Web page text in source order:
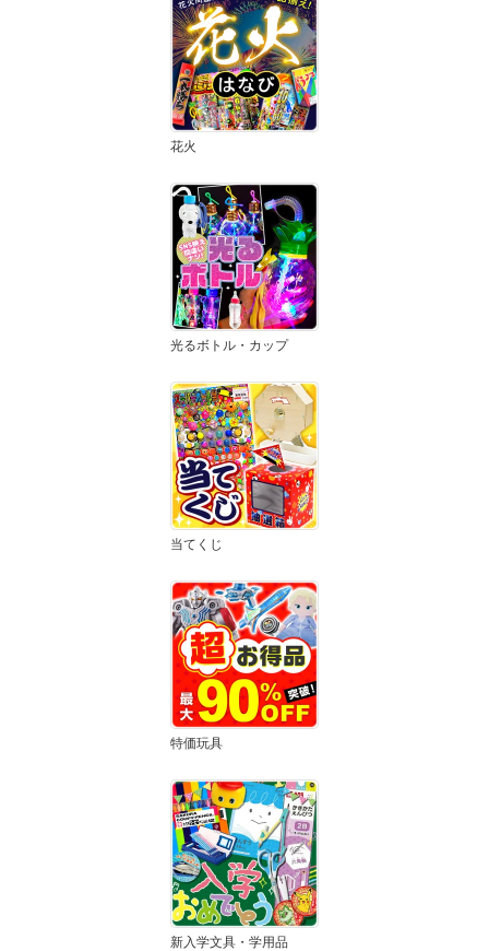
花火
光るボトル・カップ
当てくじ
特価玩具
新入学文具・学用品